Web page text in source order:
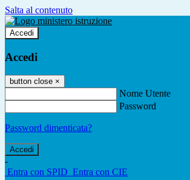
Salta al contenuto
Accedi
Accedi
button close ×
Nome Utente
Password
Password dimenticata?
-
Entra con SPID Entra con CIE